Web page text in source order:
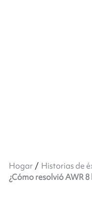
Hogar
Historias de
¿Cómo resolvió AWR